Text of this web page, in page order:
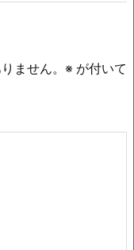
ません。 ※ が付いて